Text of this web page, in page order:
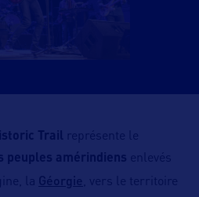
Trail
représente le
peuples amérindiens enlevés
la Géorgie
, vers le territoire